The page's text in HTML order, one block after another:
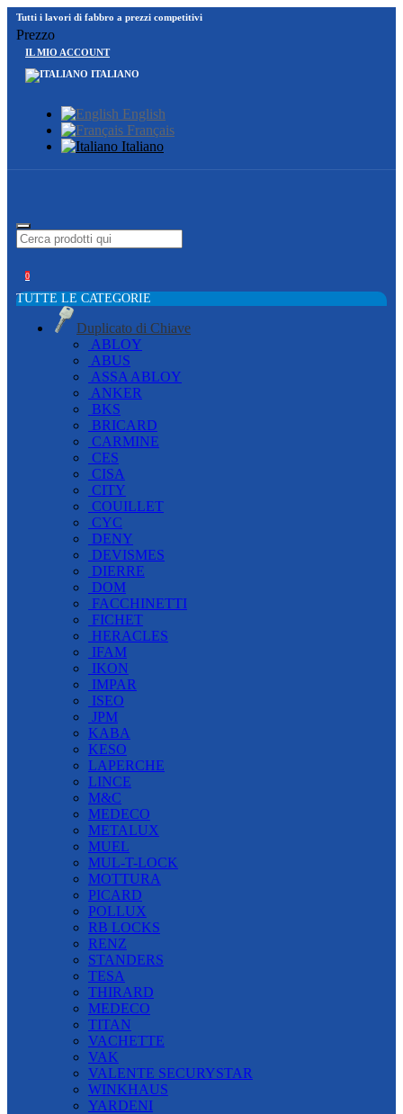
Tutti i lavori di fabbro a prezzi competitivi
Prezzo
IL MIO ACCOUNT
ITALIANO
English
Français
Italiano
0
TUTTE LE CATEGORIE
Duplicato di Chiave
ABLOY
ABUS
ASSA ABLOY
ANKER
BKS
BRICARD
CARMINE
CES
CISA
CITY
COUILLET
CYC
DENY
DEVISMES
DIERRE
DOM
FACCHINETTI
FICHET
HERACLES
IFAM
IKON
IMPAR
ISEO
JPM
KABA
KESO
LAPERCHE
LINCE
M&C
MEDECO
METALUX
MUEL
MUL-T-LOCK
MOTTURA
PICARD
POLLUX
RB LOCKS
RENZ
STANDERS
TESA
THIRARD
MEDECO
TITAN
VACHETTE
VAK
VALENTE SECURYSTAR
WINKHAUS
YARDENI